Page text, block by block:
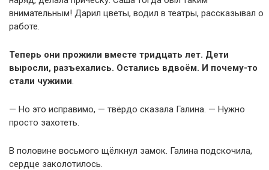
внимательным! Дарил цветы, водил в театры, рассказывал о
работе.
Теперь они прожили вместе тридцать лет. Дети
выросли, разъехались. Остались вдвоём. И почему-то
стали чужими.
— Но это исправимо, — твёрдо сказала Галина. — Нужно
просто захотеть.
В половине восьмого щёлкнул замок. Галина подскочила,
сердце заколотилось.